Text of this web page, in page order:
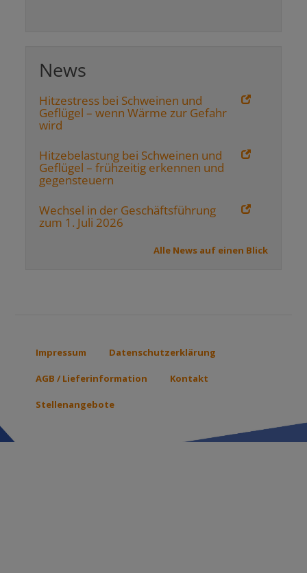
News
Hitzestress bei Schweinen und
Geflügel – wenn Wärme zur Gefahr
wird
Hitzebelastung bei Schweinen und
Geflügel – frühzeitig erkennen und
gegensteuern
Wechsel in der Geschäftsführung
zum 1. Juli 2026
Alle News auf einen Blick
Footer
menu
Impressum Datenschutzerklärung
AGB / Lieferinformation Kontakt
Stellenangebote